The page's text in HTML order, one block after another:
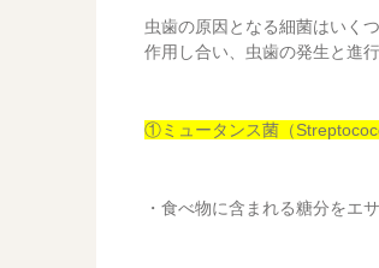
虫歯の原因となる細菌はいく
作用し合い、虫歯の発生と進
①ミュータンス菌（
・食べ物に含まれる糖分をエ